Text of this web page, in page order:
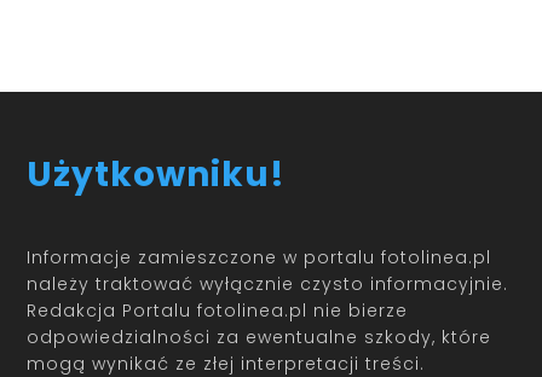
Użytkowniku!
Informacje zamieszczone w portalu fotolinea.pl
należy traktować wyłącznie czysto informacyjnie.
Redakcja Portalu fotolinea.pl nie bierze
odpowiedzialności za ewentualne szkody, które
mogą wynikać ze złej interpretacji treści.